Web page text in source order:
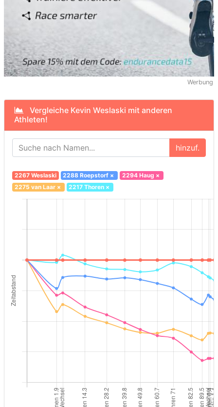
Werbung
Vergleiche Kevin Weslaski mit anderen
Athleten!
hinzuf.
2267 Weslaski 2288 Roepstorf × 2294 Haug ×
2275 van Laar× 2217 Thoren ×